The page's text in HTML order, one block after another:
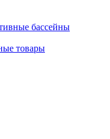
бассейны
товары